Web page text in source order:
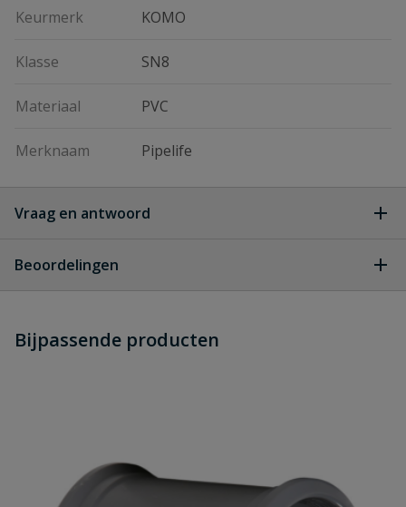
Keurmerk KOMO
Klasse SN8
Materiaal PVC
Merknaam Pipelife
Vraag en antwoord
dit product?
Beoordelingen
Schrijf zelf een beoordeling
Bijpassende producten